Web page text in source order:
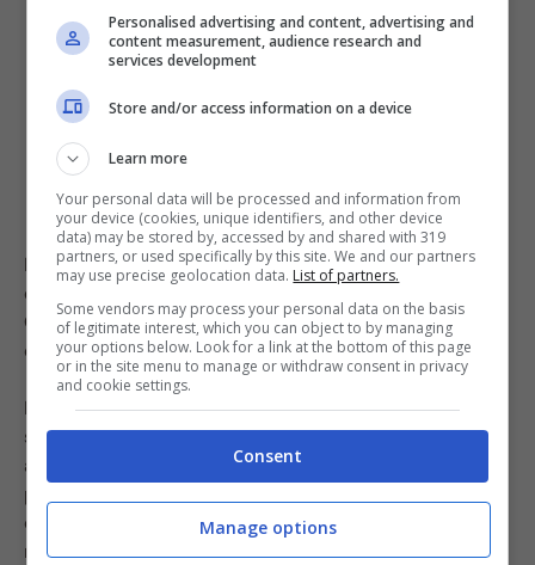
Non tralasciamo nemmeno il peso delle uova. Ne
esistono di dimensioni diverse: piccole, medie e grandi.
Ovviamente due uova piccole non avranno la stessa
capacità di due grandi.
Diciamo che la regola non scritta secondo la quale
sono sufficienti due uova a testa è valida. Alcuni, però,
aggiungono un ulteriore tocco per ottenere un risultato
perfetto: un tuorlo o un albume. Esatto, alle due uova
complete, aggiungono anche un tuorlo o un albume
montato a neve all’impasto. Il motivo? Ottenere un
Personalised advertising and content, advertising and
content measurement, audience research and
services development
Store and/or access information on a device
Learn more
Your personal data will be processed and information from
your device (cookies, unique identifiers, and other device
data) may be stored by, accessed by and shared with 319
partners, or used specifically by this site. We and our partners
may use precise geolocation data. List of partners.
Some vendors may process your personal data on the basis
of legitimate interest, which you can object to by managing
your options below. Look for a link at the bottom of this page
or in the site menu to manage or withdraw consent in privacy
and cookie settings.
Consent
Manage options